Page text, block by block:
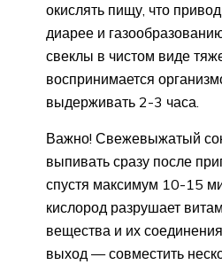
окислять пищу, что
диарее и
свеклы в чистом виде
воспринимается
выдерживать 2-3 часа.
Важно! Свежевыжатый
выпивать сразу после
спустя максимум 10-15
кислород разрушает
вещества и их
выход — совместить